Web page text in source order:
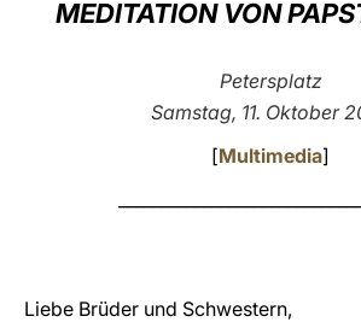
MEDITATION VON
Petersplatz
Samstag, 11. Oktober
[Multimedia]
Liebe Brüder und Schwestern,